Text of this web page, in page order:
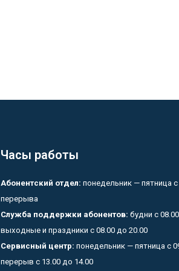
Часы работы
Абонентский отдел: понедельник — пятница с
перерыва
Служба поддержки абонентов: будни с
выходные и праздники с 08.00 до 20.00
Сервисный центр: понедельник — пятница с
перерыв с 13.00 до 14.00